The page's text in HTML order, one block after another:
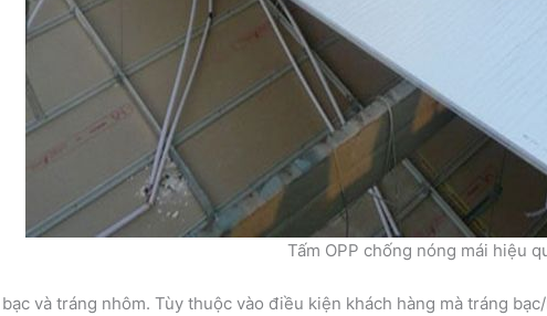
Tấm OPP chống nóng mái hiệu
và tráng nhôm. Tùy thuộc vào điều kiện khách hàng mà tráng